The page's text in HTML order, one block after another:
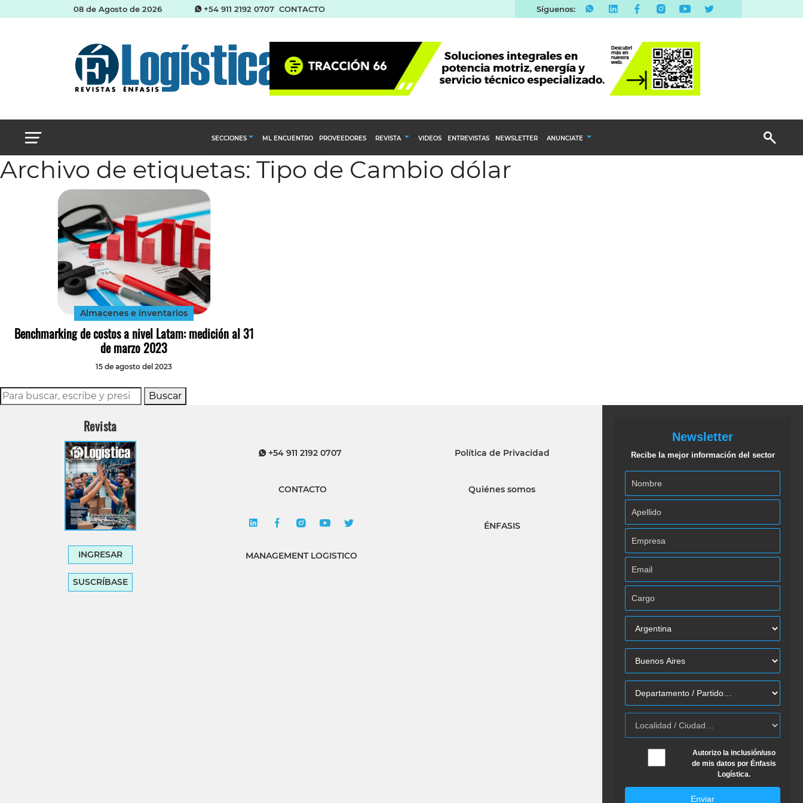
08 de Agosto de 2026 +54 911 2192 0707 CONTACTO Síguenos:
SECCIONES
Abastecimiento y compras
ML ENCUENTRO PROVEEDORES REVISTA
Calendario Editorial
Ediciones Anteriores
VIDEOS ENTREVISTAS NEWSLETTER ANUNCIATE
Archivo de etiquetas: Tipo de Cambio dólar
Almacenes e inventarios
Benchmarking de costos a nivel Latam: medición al 31
de marzo 2023
15 de agosto del 2023
Buscar
Revista
INGRESAR
SUSCRÍBASE
+54 911 2192 0707
CONTACTO
MANAGEMENT LOGISTICO
Política de Privacidad
Quiénes somos
ÉNFASIS
Newsletter
Recibe la mejor información del sector
Autorizo la inclusión/uso
de mis datos por Énfasis
Logística.
Enviar